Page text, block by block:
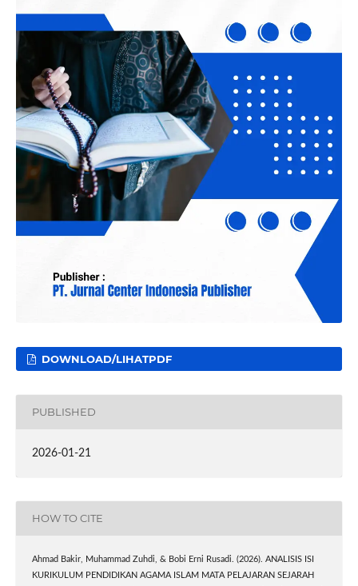
DOWNLOAD/LIHATPDF
PUBLISHED
2026-01-21
HOW TO CITE
Ahmad Bakir, Muhammad Zuhdi, & Bobi Erni Rusadi. (2026). ANALISIS ISI
KURIKULUM PENDIDIKAN AGAMA ISLAM MATA PELAJARAN SEJARAH